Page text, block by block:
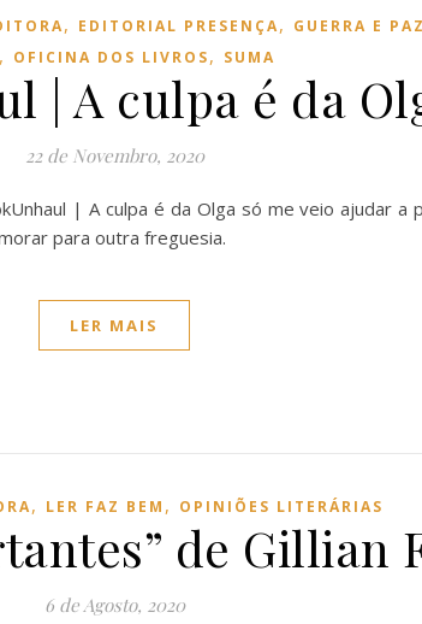
, EDITORIAL PRESENÇA, GUERRA E PAZ
, OFICINA DOS LIVROS, SUMA
| A culpa é da
22 de Novembro, 2020
| A culpa é da Olga só me veio ajudar a
para outra freguesia.
LER MAIS
, LER FAZ BEM , OPINIÕES LITERÁRIAS
de Gillian
6 de Agosto, 2020